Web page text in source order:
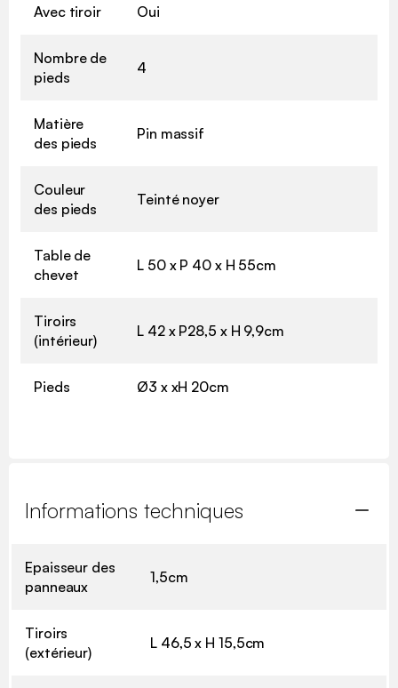
Avec tiroir Oui
Nombre de
pieds
4
Matière
des pieds
Pin massif
Couleur
des pieds
Teinté noyer
Table de
chevet
L 50 x P 40 x H 55cm
Tiroirs
(intérieur)
L 42 x P28,5 x H 9,9cm
Pieds Ø3 x xH 20cm
Informations techniques
Epaisseur des
panneaux
1,5cm
Tiroirs
(extérieur)
L 46,5 x H 15,5cm